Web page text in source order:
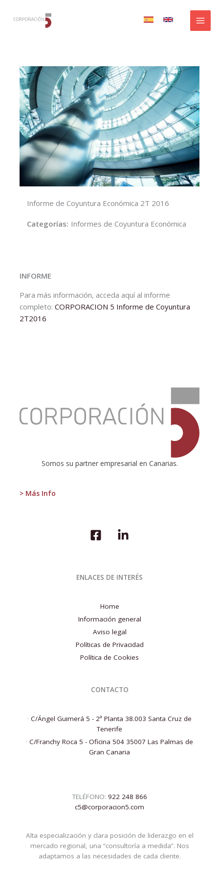
Informe de Coyuntura Económica 2T 2016
Categorías: Informes de Coyuntura Económica
INFORME
Para más información, acceda aquí al informe
completo:CORPORACION 5 Informe de Coyuntura
2T2016
Somos su partner empresarial en Canarias.
> Más Info
de
Coyuntura
ENLACES DE INTERÉS
Home
Información general
Aviso legal
Políticas de Privacidad
Política de Cookies
CONTACTO
· C/Ángel Guimerá 5 - 2ª Planta 38.003 Santa Cruz de
Tenerife
· C/Franchy Roca 5 - Oficina 504 35007 Las Palmas de
Gran Canaria
TELÉFONO: 922 248 866
c5@corporacion5.com
Alta especialización y clara posición de liderazgo en el
mercado regional, una “consultoría a medida”. Nos
adaptamos a las necesidades de cada cliente.